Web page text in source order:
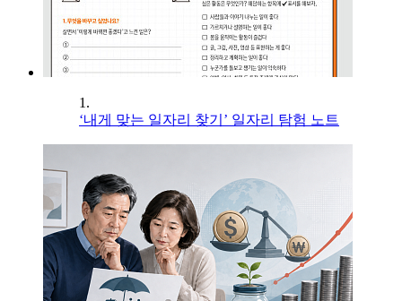
1.
‘내게 맞는 일자리 찾기’ 일자리 탐험 노트